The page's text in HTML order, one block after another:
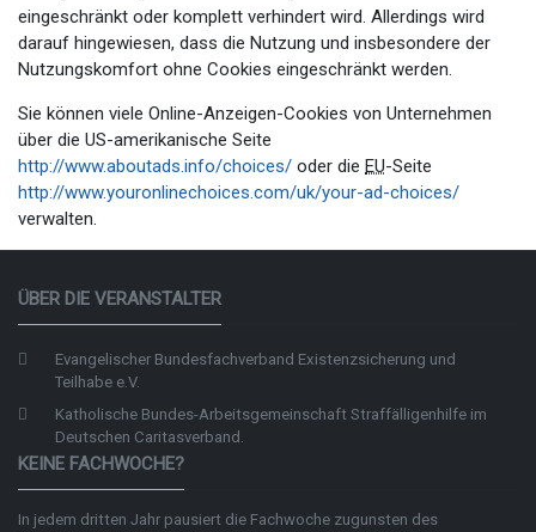
eingeschränkt oder komplett verhindert wird. Allerdings wird
darauf hingewiesen, dass die Nutzung und insbesondere der
Nutzungskomfort ohne Cookies eingeschränkt werden.
Sie können viele Online-Anzeigen-Cookies von Unternehmen
über die US-amerikanische Seite
http://www.aboutads.info/choices/ oder die EU-Seite
http://www.youronlinechoices.com/uk/your-ad-choices/
verwalten.
ÜBER DIE VERANSTALTER
Evangelischer Bundesfachverband Existenzsicherung und
Teilhabe e.V.
Katholische Bundes-Arbeitsgemeinschaft Straffälligenhilfe im
Deutschen Caritasverband.
KEINE FACHWOCHE?
In jedem dritten Jahr pausiert die Fachwoche zugunsten des